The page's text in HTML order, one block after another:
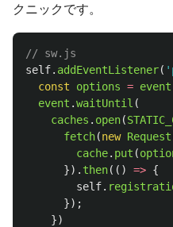
クニックです。
// sw.js
self. addEventListener( '
const
options = event
event .waitUntil (
caches . open(
fetch(new Request
cache. put (
}). then(() => {
self.
});
})